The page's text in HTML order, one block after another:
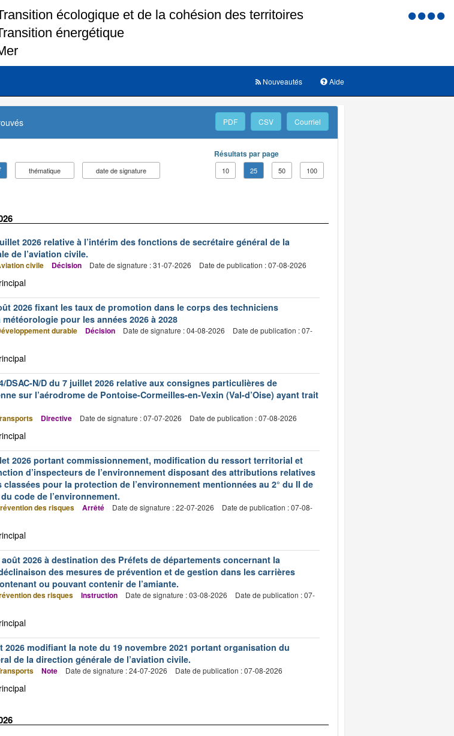
Menu
Aide
Nouveautés
PDF CSV Courriel
thématique
date de signature
Résultats par page
10 25 50 100
2026 relative à l’intérim des fonctions de secrétaire général de la
de l’aviation civile.
civile Décision Date de signature : 31-07-2026 Date de publication : 07-08-2026
2026 fixant les taux de promotion dans le corps des techniciens
pour les années 2026 à 2028
durable Décision Date de signature : 04-08-2026
Date de publication : 07-
DSAC-N/D du 7 juillet 2026 relative aux consignes particulières de
sur l’aérodrome de Pontoise-Cormeilles-en-Vexin (Val-d’Oise) ayant trait
Directive Date de signature : 07-07-2026 Date de publication : 07-08-2026
2026 portant commissionnement, modification du ressort territorial et
d’inspecteurs de l’environnement disposant des attributions relatives
pour la protection de l’environnement mentionnées au 2° du II de
code de l’environnement.
des risques Arrêté Date de signature : 22-07-2026
Date de publication : 07-08-
2026 à destination des Préfets de départements concernant la
des mesures de prévention et de gestion dans les carrières
ou pouvant contenir de l’amiante.
des risques Instruction Date de signature : 03-08-2026
Date de publication : 07-
2026 modifiant la note du 19 novembre 2021 portant organisation du
de la direction générale de l’aviation civile.
Note Date de signature : 24-07-2026 Date de publication : 07-08-2026